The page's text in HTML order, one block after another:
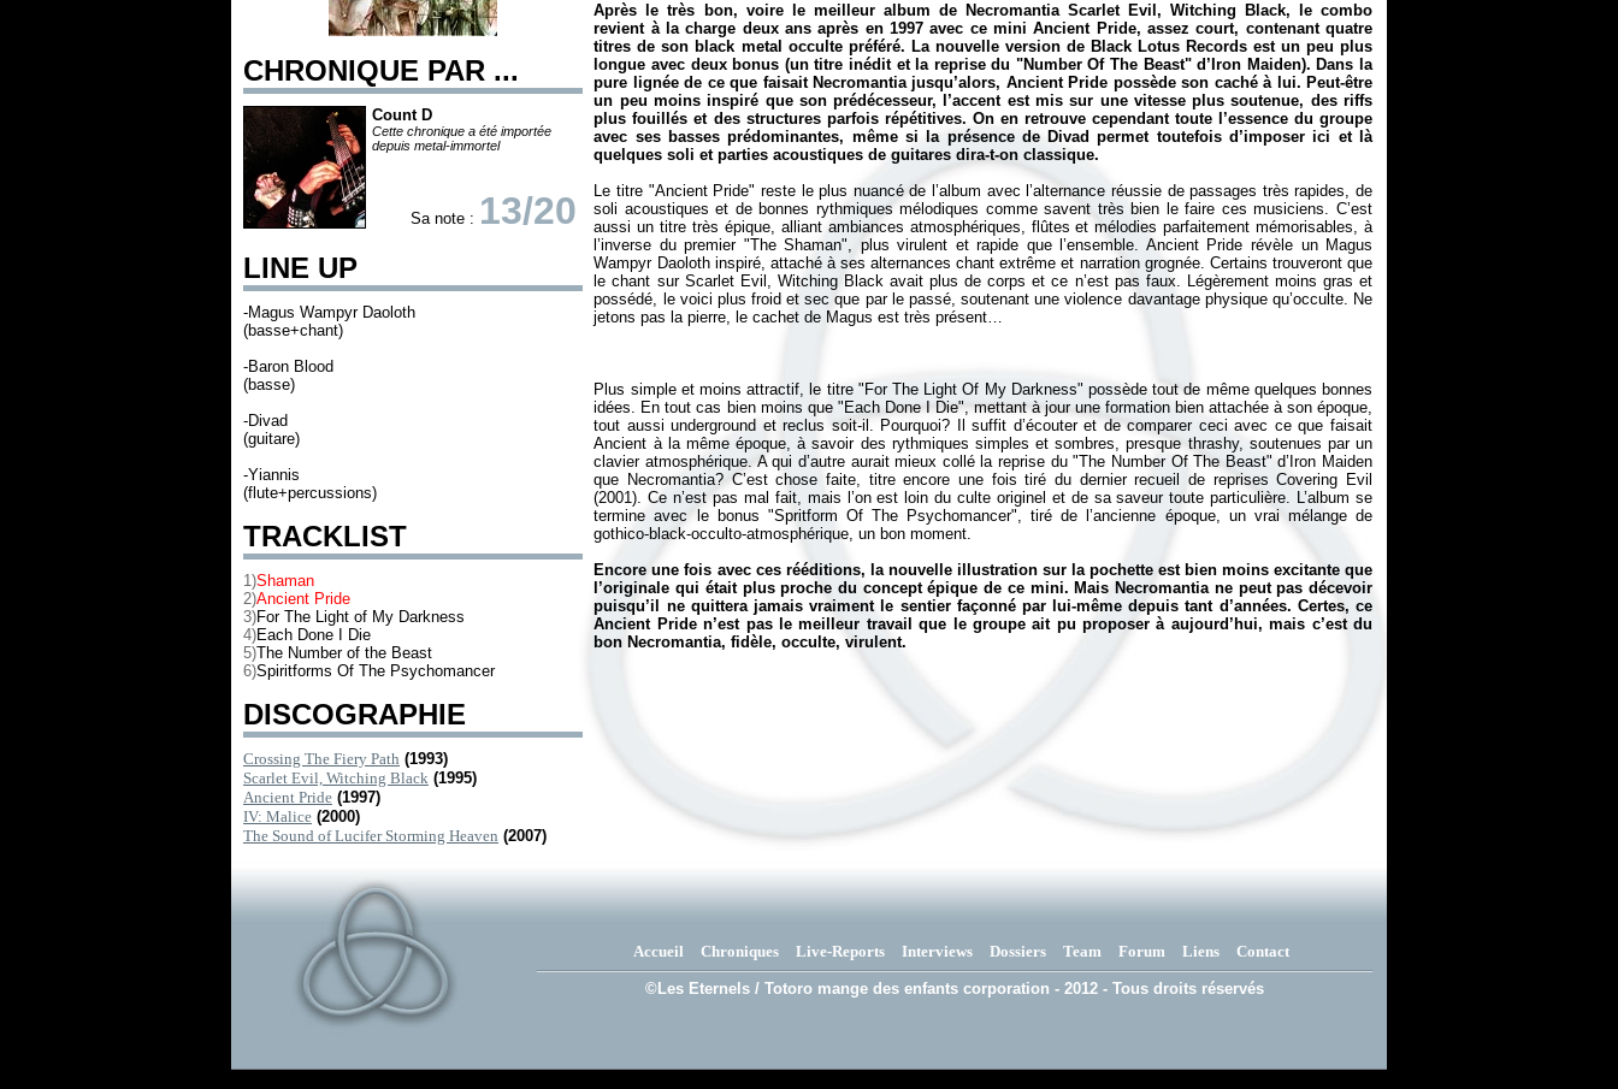
CHRONIQUE PAR ...
Count D
Cette chronique a été importée
depuis metal-immortel
Sa note : 13/20
LINE UP
-Magus Wampyr Daoloth
(basse+chant)
-Baron Blood
(basse)
-Divad
(guitare)
-Yiannis
(flute+percussions)
TRACKLIST
1)Shaman
2)Ancient Pride
3)For The Light of My Darkness
4)Each Done I Die
5)The Number of the Beast
6)Spiritforms Of The Psychomancer
DISCOGRAPHIE
Crossing The Fiery Path (1993)
Scarlet Evil, Witching Black (1995)
Ancient Pride (1997)
IV: Malice (2000)
The Sound of Lucifer Storming Heaven (2007)
Après le très bon, voire le meilleur album de Necromantia Scarlet Evil, Witching Black, le combo
revient à la charge deux ans après en 1997 avec ce miniAncient Pride, assez court, contenant quatre
titres de son black metal occulte préféré. La nouvelle version de Black Lotus Records est un peu plus
longue avec deux bonus (un titre inédit et la reprise du "Number Of The Beast" d’Iron Maiden). Dans la
pure lignée de ce que faisait Necromantia jusqu’alors, Ancient Pride possède son caché à lui. Peut-être
un peu moins inspiré que son prédécesseur, l’accent est mis sur une vitesse plus soutenue, des riffs
plus fouillés et des structures parfois répétitives. On en retrouve cependant toute l’essence du groupe
avec ses basses prédominantes, même si la présence de Divad permet toutefois d’imposer ici et là
quelques soli et parties acoustiques de guitares dira-t-on classique.
Le titre "Ancient Pride" reste le plus nuancé de l’album avec l’alternance réussie de passages très rapides, de
soli acoustiques et de bonnes rythmiques mélodiques comme savent très bien le faire ces musiciens. C’est
aussi un titre très épique, alliant ambiances atmosphériques, flûtes et mélodies parfaitement mémorisables, à
l’inverse du premier "The Shaman", plus virulent et rapide que l’ensemble. Ancient Pride révèle un Magus
Wampyr Daoloth inspiré, attaché à ses alternances chant extrême et narration grognée. Certains trouveront que
le chant sur Scarlet Evil, Witching Blackavait plus de corps et ce n’est pas faux. Légèrement moins gras et
possédé, le voici plus froid et sec que par le passé, soutenant une violence davantage physique qu’occulte. Ne
Plus simple et moins attractif, le titre "For The Light Of My Darkness" possède tout de même quelques bonnes
idées. En tout cas bien moins que "Each Done I Die", mettant à jour une formation bien attachée à son époque,
tout aussi underground et reclus soit-il. Pourquoi? Il suffit d’écouter et de comparer ceci avec ce que faisait
Ancient à la même époque, à savoir des rythmiques simples et sombres, presque thrashy, soutenues par un
clavier atmosphérique. A qui d’autre aurait mieux collé la reprise du "The Number Of The Beast" d’Iron Maiden
que Necromantia? C’est chose faite, titre encore une fois tiré du dernier recueil de reprises Covering Evil
(2001). Ce n’est pas mal fait, mais l’on est loin du culte originel et de sa saveur toute particulière. L’album se
termine avec le bonus "Spritform Of The Psychomancer", tiré de l’ancienne époque, un vrai mélange de
gothico-black-occulto-atmosphérique, un bon moment.
Encore une fois avec ces rééditions, la nouvelle illustration sur la pochette est bien moins excitante que
l’originale qui était plus proche du concept épique de ce mini. Mais Necromantia ne peut pas décevoir
puisqu’il ne quittera jamais vraiment le sentier façonné par lui-même depuis tant d’années. Certes, ce
Ancient Priden’est pas le meilleur travail que le groupe ait pu proposer à aujourd’hui, mais c’est du
bon Necromantia, fidèle, occulte, virulent.
Accueil Chroniques Live-Reports Interviews Dossiers Team Forum Liens Contact
©Les Eternels / Totoro mange des enfants corporation - 2012 - Tous droits réservés